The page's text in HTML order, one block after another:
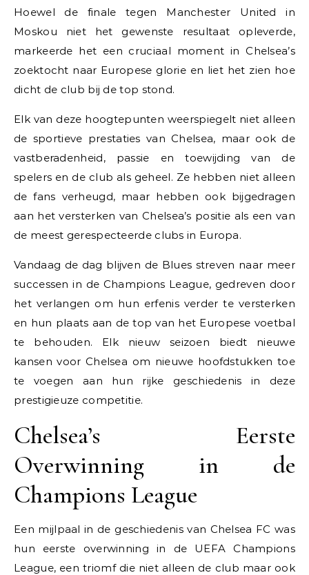
Hoewel de finale tegen Manchester United in
Moskou niet het gewenste resultaat opleverde,
markeerde het een cruciaal moment in Chelsea’s
zoektocht naar Europese glorie en liet het zien hoe
dicht de club bij de top stond.
Elk van deze hoogtepunten weerspiegelt niet alleen
de sportieve prestaties van Chelsea, maar ook de
vastberadenheid, passie en toewijding van de
spelers en de club als geheel. Ze hebben niet alleen
de fans verheugd, maar hebben ook bijgedragen
aan het versterken van Chelsea’s positie als een van
de meest gerespecteerde clubs in Europa.
Vandaag de dag blijven de Blues streven naar meer
successen in de Champions League, gedreven door
het verlangen om hun erfenis verder te versterken
en hun plaats aan de top van het Europese voetbal
te behouden. Elk nieuw seizoen biedt nieuwe
kansen voor Chelsea om nieuwe hoofdstukken toe
te voegen aan hun rijke geschiedenis in deze
prestigieuze competitie.
Chelsea’s Eerste
Overwinning in de
Champions League
Een mijlpaal in de geschiedenis van Chelsea FC was
hun eerste overwinning in de UEFA Champions
League, een triomf die niet alleen de club maar ook